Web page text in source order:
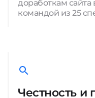
доработкам
командой из 25
Честность и